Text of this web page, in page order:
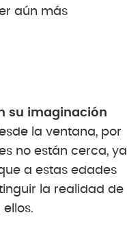
aún más
su imaginación
la ventana, por
no están cerca, ya
a estas edades
la realidad de